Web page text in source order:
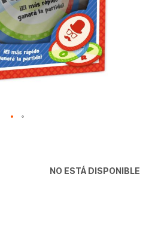
NO ESTÁ DISPONIBLE